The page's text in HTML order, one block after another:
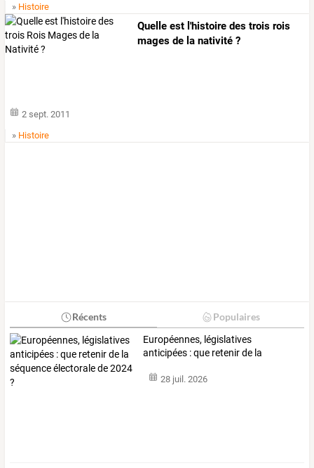
» Histoire
Quelle est l'histoire des trois rois
mages de la nativité ?
2 sept. 2011
» Histoire
Récents Populaires
Européennes, législatives
anticipées :que retenirde la
28 juil. 2026